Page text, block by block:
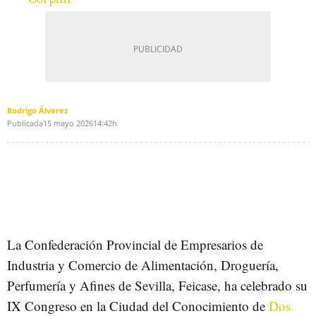
Rodrigo Álvarez
Publicada15 mayo 202614:42h
La Confederación Provincial de Empresarios de
Industria y Comercio de Alimentación, Droguería,
Perfumería y Afines de Sevilla, Feicase, ha celebrado su
IX Congreso en la Ciudad del Conocimiento de Dos